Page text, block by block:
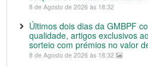
8 de Agosto de 2026 às 18:32
Últimos dois dias da GMBPF
qualidade, artigos exclusivos
sorteio com prémios no valor
8 de Agosto de 2026 às 18:32